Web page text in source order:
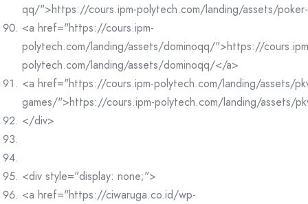
qq/">https://cours.ipm-polytech.com/landing/assets/
<a href="https://cours.ipm-
polytech.com/landing/assets/dominoqq/">https://
polytech.com/landing/assets/dominoqq/</a>
<a href="https://cours.ipm-polytech.com/landing/assets/
games/">https://cours.ipm-polytech.com/landing/assets/
</div>
<div style="display: none;">
<a href="https://ciwaruga.co.id/wp-